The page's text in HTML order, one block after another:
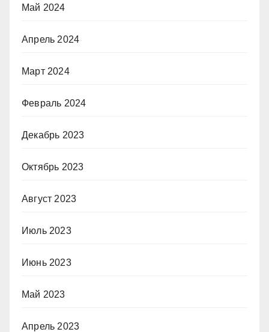
Май 2024
Апрель 2024
Март 2024
Февраль 2024
Декабрь 2023
Октябрь 2023
Август 2023
Июль 2023
Июнь 2023
Май 2023
Апрель 2023